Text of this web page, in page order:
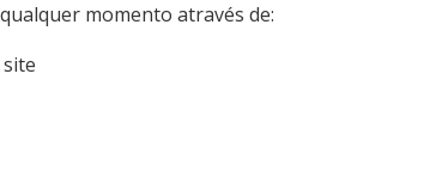
momento através de: